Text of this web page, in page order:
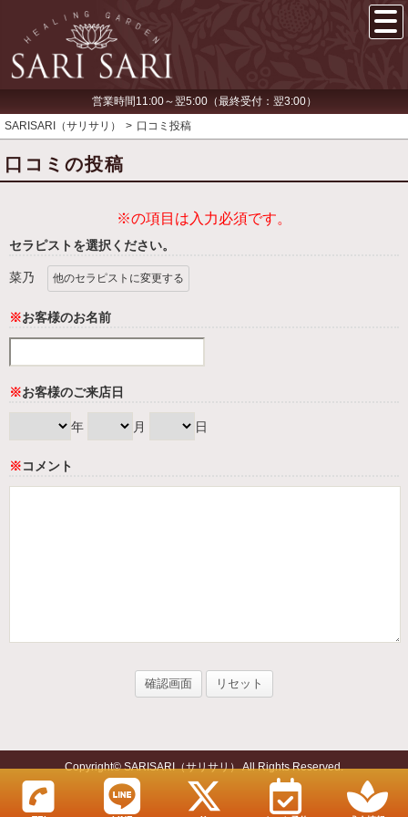
営業時間11:00～翌5:00（最終受付：翌3:00）
SARISARI（サリサリ）
口コミ投稿
口コミの投稿
※の項目は入力必須です。
セラピストを選択ください。
菜乃 他のセラピストに変更する
※お客様のお名前
※お客様のご来店日
年 月 日
※コメント
Copyright© SARISARI（サリサリ） All Rights Reserved.